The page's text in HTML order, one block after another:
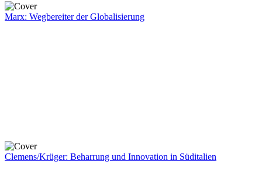
Marx: Wegbereiter der Globalisierung
Clemens/Krüger: Beharrung und Innovation in Süditalien